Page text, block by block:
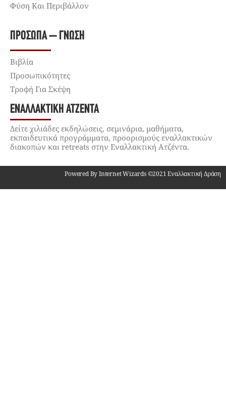
Φύση Και Περιβάλλον
ΠΡΌΣΩΠΑ – ΓΝΏΣΗ
Βιβλία
Προσωπικότητες
Τροφή Για Σκέψη
ΕΝΑΛΛΑΚΤΙΚΉ ΑΤΖΈΝΤΑ
Δείτε χιλιάδες εκδηλώσεις, σεμινάρια, μαθήματα,
εκπαιδευτικά προγράμματα, προορισμούς εναλλακτικών
διακοπών και retreats στην Εναλλακτική Ατζέντα.
Powered By Internet Wizards ©2021 Εναλλακτική Δράση